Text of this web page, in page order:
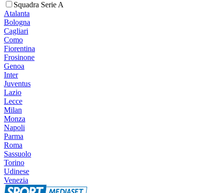
Squadra Serie A
Atalanta
Bologna
Cagliari
Como
Fiorentina
Frosinone
Genoa
Inter
Juventus
Lazio
Lecce
Milan
Monza
Napoli
Parma
Roma
Sassuolo
Torino
Udinese
Venezia